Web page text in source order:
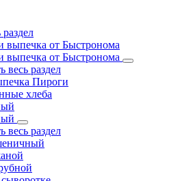
выпечка от Быстронома
выпечка от Быстронома
весь раздел
Пироги
хлеба
весь раздел